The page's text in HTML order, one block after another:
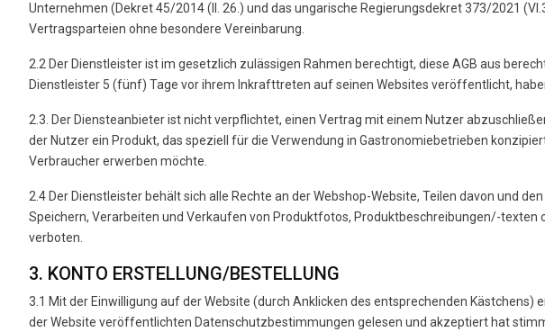
Unternehmen (Dekret 45/2014 (II. 26.) und das ungarische Regierungsdekret 373/2021
Vertragsparteien ohne besondere Vereinbarung.
2.2 Der Dienstleister ist im gesetzlich zulässigen Rahmen berechtigt, diese AGB aus
Dienstleister 5 (fünf) Tage vor ihrem Inkrafttreten auf seinen Websites veröffentlicht,
2.3. Der Diensteanbieter ist nicht verpflichtet, einen Vertrag mit einem Nutzer
der Nutzer ein Produkt, das speziell für die Verwendung in Gastronomiebetrieben
Verbraucher erwerben möchte.
2.4 Der Dienstleister behält sich alle Rechte an der Webshop-Website, Teilen davon und
Speichern, Verarbeiten und Verkaufen von Produktfotos, Produktbeschreibungen/-
verboten.
3. KONTO ERSTELLUNG/BESTELLUNG
3.1 Mit der Einwilligung auf der Website (durch Anklicken des entsprechenden
der Website veröffentlichten Datenschutzbestimmungen gelesen und akzeptiert hat